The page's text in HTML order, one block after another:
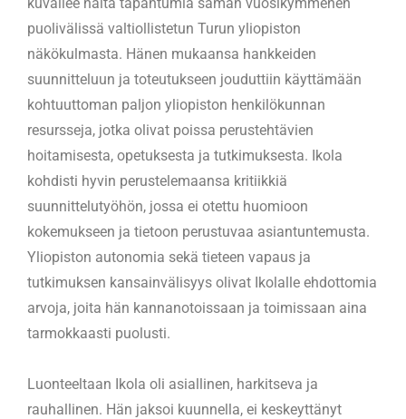
puolivälissä valtiollistetun Turun yliopiston
näkökulmasta. Hänen mukaansa hankkeiden
suunnitteluun ja toteutukseen jouduttiin käyttämään
kohtuuttoman paljon yliopiston henkilökunnan
resursseja, jotka olivat poissa perustehtävien
hoitamisesta, opetuksesta ja tutkimuksesta. Ikola
kohdisti hyvin perustelemaansa kritiikkiä
suunnittelutyöhön, jossa ei otettu huomioon
kokemukseen ja tietoon perustuvaa asiantuntemusta.
Yliopiston autonomia sekä tieteen vapaus ja
tutkimuksen kansainvälisyys olivat Ikolalle ehdottomia
arvoja, joita hän kannanotoissaan ja toimissaan aina
tarmokkaasti puolusti.
Luonteeltaan Ikola oli asiallinen, harkitseva ja
rauhallinen. Hän jaksoi kuunnella, ei keskeyttänyt